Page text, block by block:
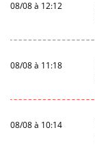
08/08 à 12:12
08/08 à 11:18
08/08 à 10:14